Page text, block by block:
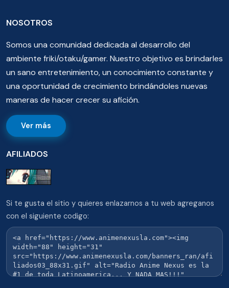
NOSOTROS
Somos una comunidad dedicada al desarrollo del
ambiente friki/otaku/gamer. Nuestro objetivo es brindarles
un sano entretenimiento, un conocimiento constante y
una oportunidad de crecimiento brindándoles nuevas
maneras de hacer crecer su afición.
Ver más
AFILIADOS
Si te gusta el sitio y quieres enlazarnos a tu web agreganos
con el siguiente codigo: